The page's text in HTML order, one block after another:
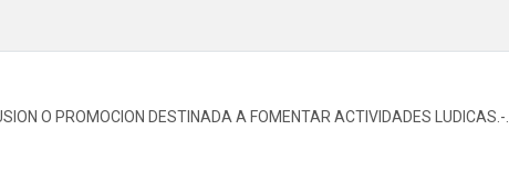
O PROMOCION DESTINADA A FOMENTAR ACTIVIDADES LUDICAS.-.